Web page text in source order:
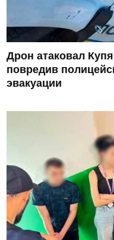
Дрон атаковал
повредив
эвакуации